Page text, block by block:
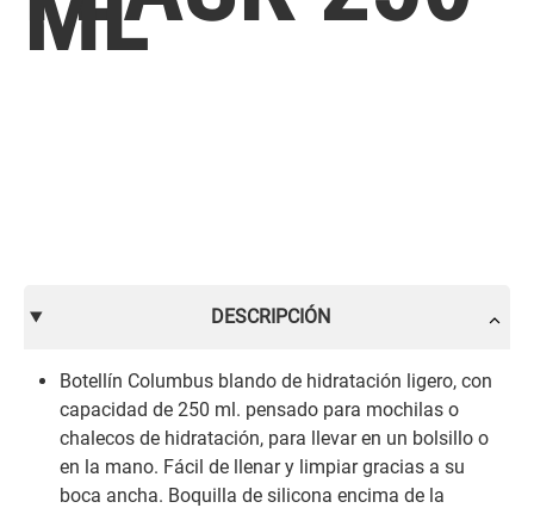
DESCRIPCIÓN
Botellín Columbus blando de hidratación ligero, con
capacidad de 250 ml. pensado para mochilas o
chalecos de hidratación, para llevar en un bolsillo o
en la mano. Fácil de llenar y limpiar gracias a su
boca ancha. Boquilla de silicona encima de la